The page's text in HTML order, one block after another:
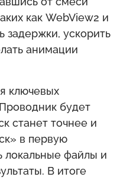
как WebView2 и
задержки, ускорить
анимации
ключевых
будет
станет точнее и
в первую
локальные файлы и
В итоге